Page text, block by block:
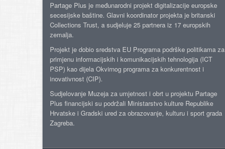
Partage Plus je međunarodni projekt digitalizacije europske
secesijske baštine. Glavni koordinator projekta je britanski
Collections Trust, a sudjeluje 25 partnera iz 17 europskih
zemalja.
Projekt je dobio sredstva EU Programa podrške politikama za
primjenu informacijskih i komunikacijskih tehnologija (ICT
PSP) kao dijela Okvirnog programa za konkurentnost i
inovativnost (CIP).
Sudjelovanje Muzeja za umjetnost i obrt u projektu Partage
Plus financijski su podržali Ministarstvo kulture Republike
Hrvatske i Gradski ured za obrazovanje, kulturu i sport grada
Zagreba.